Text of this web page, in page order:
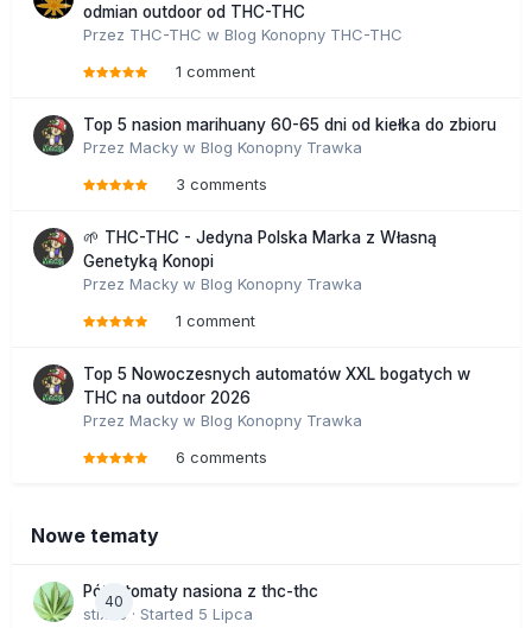
odmian outdoor od THC-THC
Przez THC-THC w Blog Konopny THC-THC
1 comment
Top 5 nasion marihuany 60-65 dni od kiełka do zbioru
Przez Macky w Blog Konopny Trawka
3 comments
🌱 THC-THC - Jedyna Polska Marka z Własną
Genetyką Konopi
Przez Macky w Blog Konopny Trawka
1 comment
Top 5 Nowoczesnych automatów XXL bogatych w
THC na outdoor 2026
Przez Macky w Blog Konopny Trawka
6 comments
Nowe tematy
40
Półautomaty nasiona z thc-thc
stix33 · Started 5 Lipca